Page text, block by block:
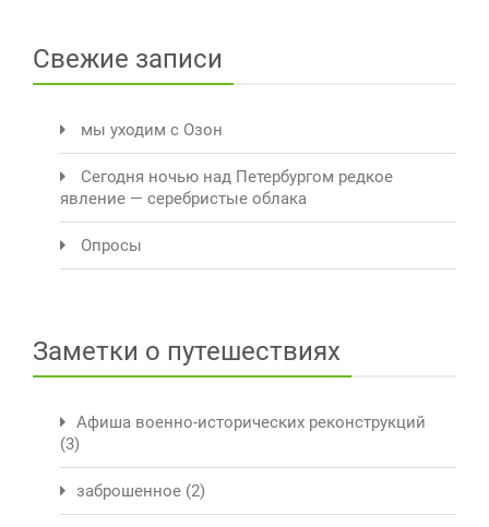
Свежие записи
мы уходим с Озон
Сегодня ночью над Петербургом редкое
явление — серебристые облака
Опросы
Заметки о путешествиях
Афиша военно-исторических реконструкций
(3)
заброшенное (2)